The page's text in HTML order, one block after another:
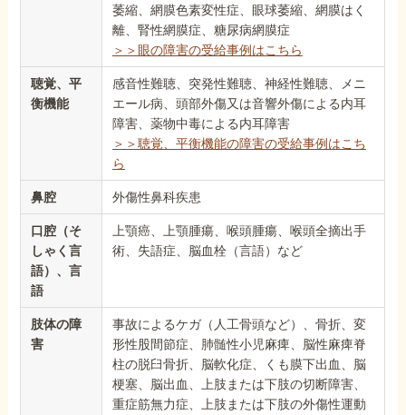
萎縮、網膜色素変性症、眼球萎縮、網膜はく
離、腎性網膜症、糖尿病網膜症
＞＞眼の障害の受給事例はこちら
聴覚、平
衡機能
感音性難聴、突発性難聴、神経性難聴、メニ
エール病、頭部外傷又は音響外傷による内耳
障害、薬物中毒による内耳障害
＞＞聴覚、平衡機能の障害の受給事例はこち
ら
鼻腔 外傷性鼻科疾患
口腔（そ
しゃく言
語）、言
語
上顎癌、上顎腫瘍、喉頭腫瘍、喉頭全摘出手
術、失語症、脳血栓（言語）など
肢体の障
害
事故によるケガ（人工骨頭など）、骨折、変
形性股間節症、肺髄性小児麻痺、脳性麻痺脊
柱の脱臼骨折、脳軟化症、くも膜下出血、脳
梗塞、脳出血、上肢または下肢の切断障害、
重症筋無力症、上肢または下肢の外傷性運動